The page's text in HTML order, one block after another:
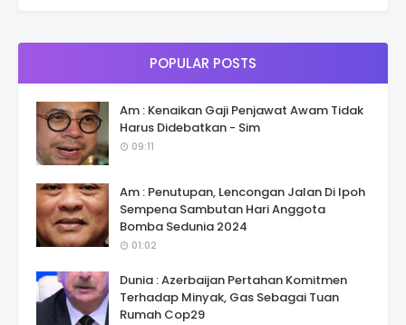
POPULAR POSTS
Am : Kenaikan Gaji Penjawat Awam Tidak
Harus Didebatkan - Sim
09:11
Am : Penutupan, Lencongan Jalan Di Ipoh
Sempena Sambutan Hari Anggota
Bomba Sedunia 2024
01:02
Dunia : Azerbaijan Pertahan Komitmen
Terhadap Minyak, Gas Sebagai Tuan
Rumah Cop29